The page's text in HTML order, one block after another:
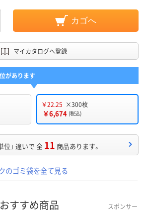
カゴへ
マイカタログへ登録
があります
￥22.25 ×300枚
￥6,674 (税込)
位」 違いで 全 11 商品あります。
のゴミ袋を全て見る
すすめ商品 スポンサー